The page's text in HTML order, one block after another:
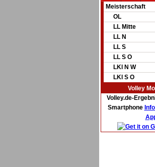
Meisterschaft
OL
LL Mitte
LL N
LL S
LL S O
LKl N W
LKl S O
Volley
Volley.de-
Smartphone